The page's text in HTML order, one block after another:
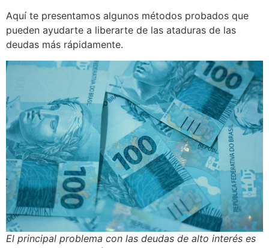
Aquí te presentamos algunos métodos probados que
pueden ayudarte a liberarte de las ataduras de las
deudas más rápidamente.
El principal problema con las deudas de alto interés es